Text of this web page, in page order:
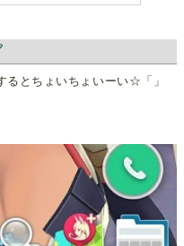
るとちょいちょいーい☆「」